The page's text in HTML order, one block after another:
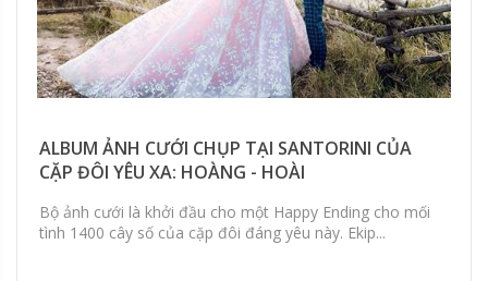
ALBUM ẢNH CƯỚI CHỤP TẠI SANTORINI CỦA
CẶP ĐÔI YÊU XA: HOÀNG - HOÀI
Bộ ảnh cưới là khởi đầu cho một Happy Ending cho mối
tình 1400 cây số của cặp đôi đáng yêu này. Ekip...